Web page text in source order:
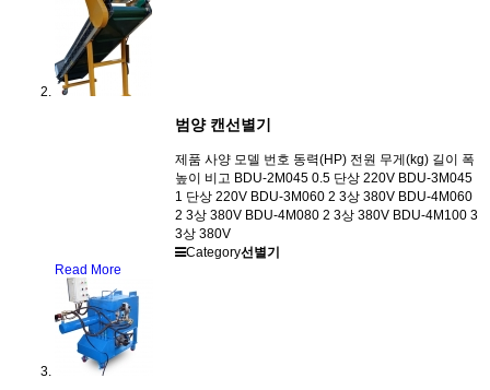
범양 캔선별기
제품 사양 모델 번호 동력(HP) 전원 무게(kg) 길이 폭
높이 비고 BDU-2M045 0.5 단상 220V BDU-3M045
1 단상 220V BDU-3M060 2 3상 380V BDU-4M060
2 3상 380V BDU-4M080 2 3상 380V BDU-4M100 3
3상 380V
Category선별기
Read More